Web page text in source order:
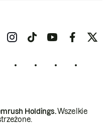
Holdings.Wszelkie